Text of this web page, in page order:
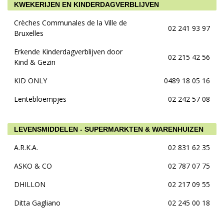
KWEKERIJEN EN KINDERDAGVERBLIJVEN
Crèches Communales de la Ville de
Bruxelles
02 241 93 97
Erkende Kinderdagverblijven door
Kind & Gezin
02 215 42 56
KID ONLY
0489 18 05 16
Lentebloempjes
02 242 57 08
LEVENSMIDDELEN - SUPERMARKTEN & WARENHUIZEN
A.R.K.A.
02 831 62 35
ASKO & CO
02 787 07 75
DHILLON
02 217 09 55
Ditta Gagliano
02 245 00 18